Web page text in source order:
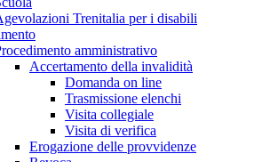
Trenitalia per i disabili
amministrativo
Accertamento della invalidità
Domanda on line
Trasmissione elenchi
Visita collegiale
Visita di verifica
Erogazione delle provvidenze